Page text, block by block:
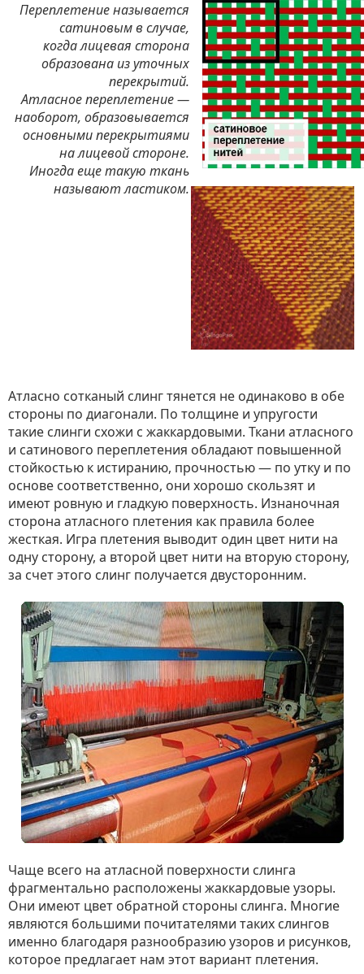
Переплетение называется
сатиновым в случае,
когда лицевая сторона
образована из уточных
перекрытий.
Атласное переплетение —
наоборот, образовывается
основными перекрытиями
на лицевой стороне.
Иногда еще такую ткань
называют ластиком.
Атласно сотканый слинг тянется не одинаково в обе
стороны по диагонали. По толщине и упругости
такие слинги схожи с жаккардовыми. Ткани атласного
и сатинового переплетения обладают повышенной
стойкостью к истиранию, прочностью — по утку и по
основе соответственно, они хорошо скользят и
имеют ровную и гладкую поверхность. Изнаночная
сторона атласного плетения как правила более
жесткая. Игра плетения выводит один цвет нити на
одну сторону, а второй цвет нити на вторую сторону,
за счет этого слинг получается двусторонним.
Чаще всего на атласной поверхности слинга
фрагментально расположены жаккардовые узоры.
Они имеют цвет обратной стороны слинга. Многие
являются большими почитателями таких слингов
именно благодаря разнообразию узоров и рисунков,
которое предлагает нам этот вариант плетения.